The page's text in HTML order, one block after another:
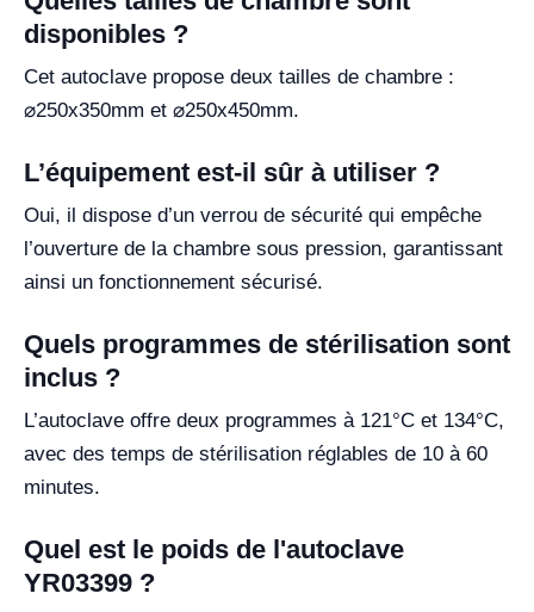
disponibles ?
Cet autoclave propose deux tailles de chambre :
⌀250x350mm et ⌀250x450mm.
L’équipement est-il sûr à utiliser ?
Oui, il dispose d’un verrou de sécurité qui empêche
l’ouverture de la chambre sous pression, garantissant
ainsi un fonctionnement sécurisé.
Quels programmes de stérilisation sont
inclus ?
L’autoclave offre deux programmes à 121°C et 134°C,
avec des temps de stérilisation réglables de 10 à 60
minutes.
Quel est le poids de l'autoclave
YR03399 ?